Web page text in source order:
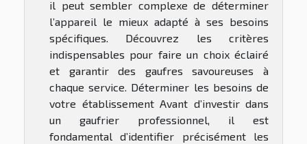
il peut sembler complexe de déterminer
l’appareil le mieux adapté à ses besoins
spécifiques. Découvrez les critères
indispensables pour faire un choix éclairé
et garantir des gaufres savoureuses à
chaque service. Déterminer les besoins de
votre établissement Avant d’investir dans
un gaufrier professionnel, il est
fondamental d’identifier précisément les